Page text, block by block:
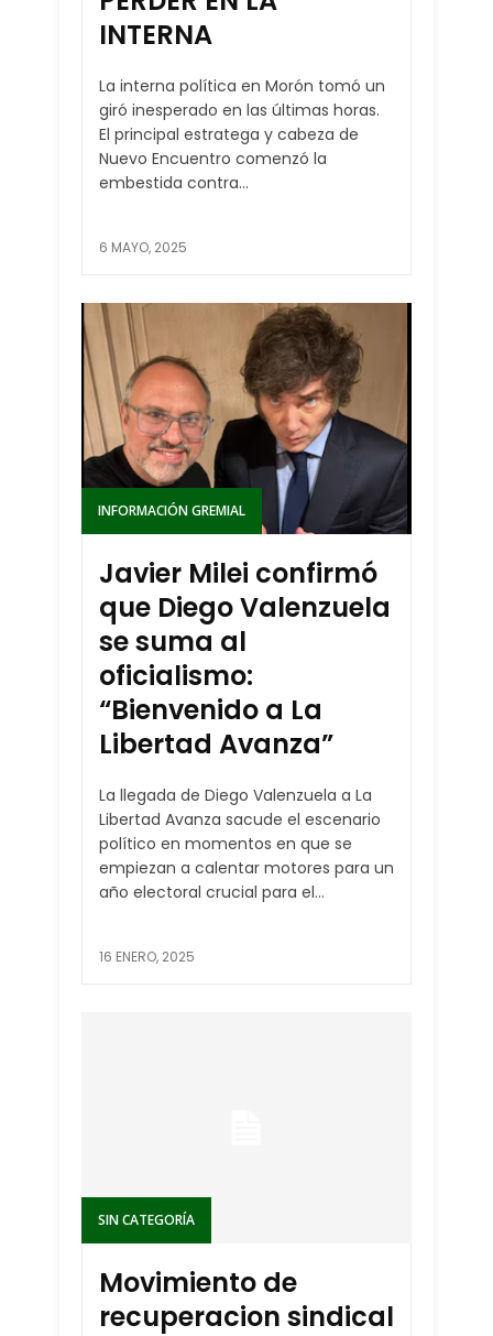
INTERNA
La interna política en Morón tomó un
giró inesperado en las últimas horas.
El principal estratega y cabeza de
Nuevo Encuentro comenzó la
embestida contra...
6 MAYO, 2025
INFORMACIÓN GREMIAL
Javier Milei confirmó
que Diego Valenzuela
se suma al
oficialismo:
“Bienvenido a La
Libertad Avanza”
La llegada de Diego Valenzuela a La
Libertad Avanza sacude el escenario
político en momentos en que se
empiezan a calentar motores para un
año electoral crucial para el...
16 ENERO, 2025
SIN CATEGORÍA
Movimiento de
recuperacion sindical